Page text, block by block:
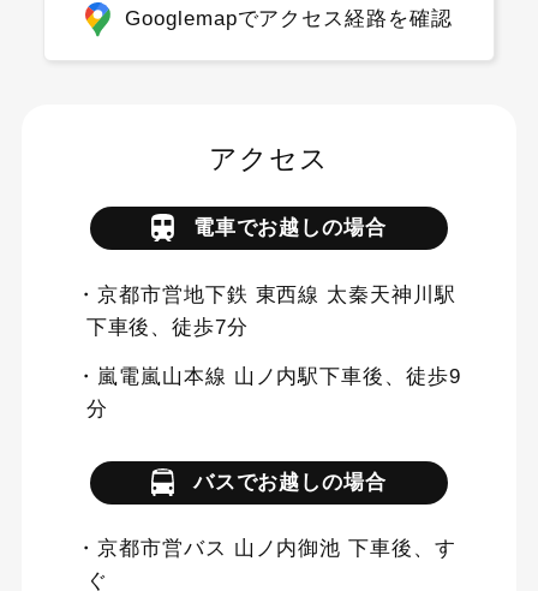
Googlemapでアクセス経路を確認
アクセス
電車でお越しの場合
・京都市営地下鉄 東西線 太秦天神川駅
下車後、徒歩7分
・嵐電嵐山本線 山ノ内駅下車後、徒歩9
分
バスでお越しの場合
・京都市営バス 山ノ内御池 下車後、す
ぐ